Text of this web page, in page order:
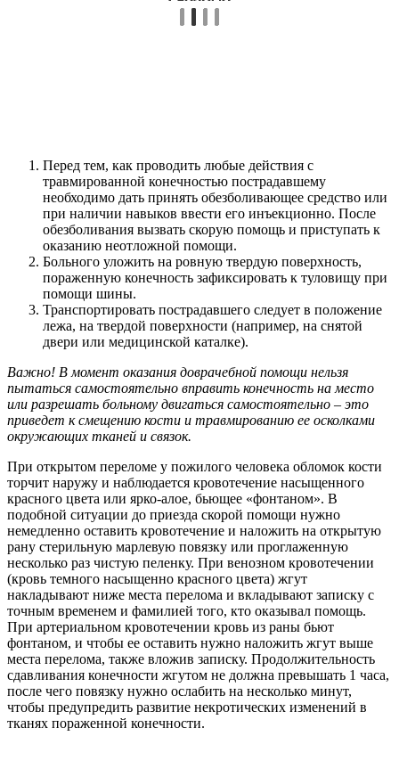
Перед тем, как проводить любые действия с
травмированной конечностью пострадавшему
необходимо дать принять обезболивающее средство или
при наличии навыков ввести его инъекционно. После
обезболивания вызвать скорую помощь и приступать к
оказанию неотложной помощи.
Больного уложить на ровную твердую поверхность,
пораженную конечность зафиксировать к туловищу при
помощи шины.
Транспортировать пострадавшего следует в положение
лежа, на твердой поверхности (например, на снятой
двери или медицинской каталке).
Важно! В момент оказания доврачебной помощи нельзя
пытаться самостоятельно вправить конечность на место
или разрешать больному двигаться самостоятельно – это
приведет к смещению кости и травмированию ее осколками
окружающих тканей и связок.
При открытом переломе у пожилого человека обломок кости
торчит наружу и наблюдается кровотечение насыщенного
красного цвета или ярко-алое, бьющее «фонтаном». В
подобной ситуации до приезда скорой помощи нужно
немедленно оставить кровотечение и наложить на открытую
рану стерильную марлевую повязку или проглаженную
несколько раз чистую пеленку. При венозном кровотечении
(кровь темного насыщенно красного цвета) жгут
накладывают ниже места перелома и вкладывают записку с
точным временем и фамилией того, кто оказывал помощь.
При артериальном кровотечении кровь из раны бьют
фонтаном, и чтобы ее оставить нужно наложить жгут выше
места перелома, также вложив записку. Продолжительность
сдавливания конечности жгутом не должна превышать 1 часа,
после чего повязку нужно ослабить на несколько минут,
чтобы предупредить развитие некротических изменений в
тканях пораженной конечности.